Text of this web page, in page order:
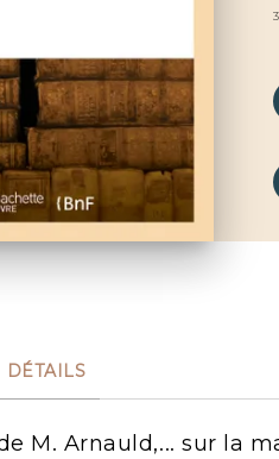
DÉTAILS
M. Arnauld,... sur la